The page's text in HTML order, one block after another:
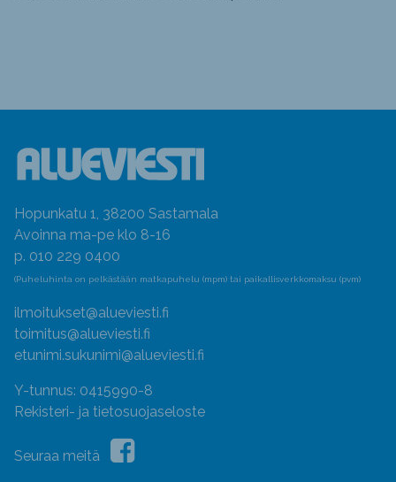
Hopunkatu 1, 38200 Sastamala
Avoinna ma-pe klo 8-16
p. 010 229 0400
(Puheluhinta on pelkästään matkapuhelu (mpm) tai paikallisverkkomaksu (pvm)
ilmoitukset@alueviesti.fi
toimitus@alueviesti.fi
etunimi.sukunimi@alueviesti.fi
Y-tunnus: 0415990-8
Rekisteri- ja tietosuojaseloste
Seuraa meitä